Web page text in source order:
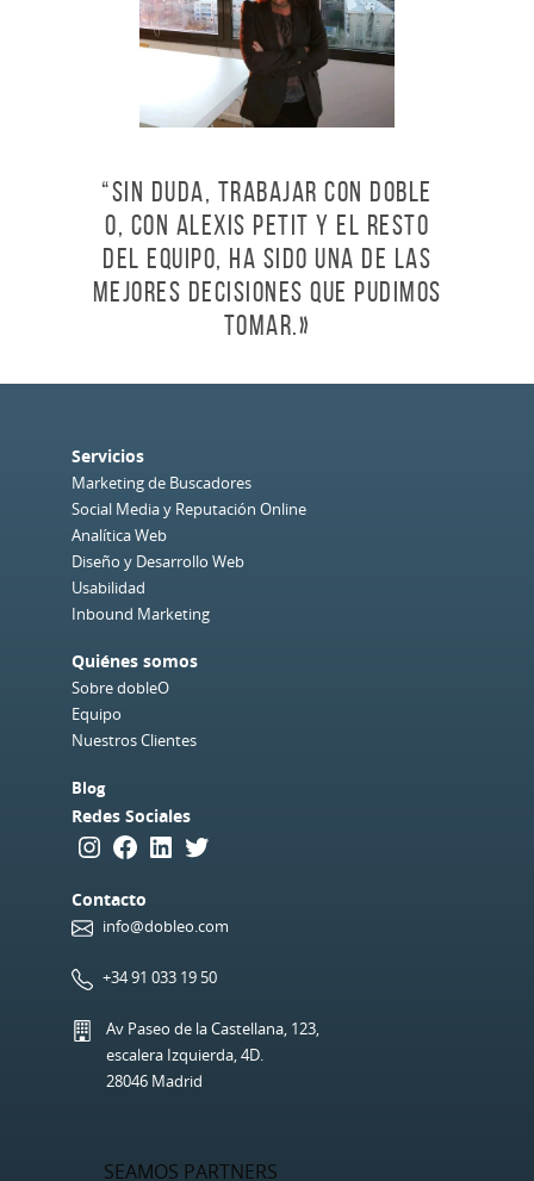
“Sin duda, trabajar con Doble
O, con Alexis Petit y el resto
del equipo, ha sido una de las
mejores decisiones que pudimos
tomar.»
Servicios
Marketing de Buscadores
Social Media y Reputación Online
Analítica Web
Diseño y Desarrollo Web
Usabilidad
Inbound Marketing
Quiénes somos
Sobre dobleO
Equipo
Nuestros Clientes
Blog
Redes Sociales
Instagram Facebook LinkedIn Twitter
Contacto
info@dobleo.com
+34 91 033 19 50
Av Paseo de la Castellana, 123,
escalera Izquierda, 4D.
28046 Madrid
SEAMOS PARTNERS